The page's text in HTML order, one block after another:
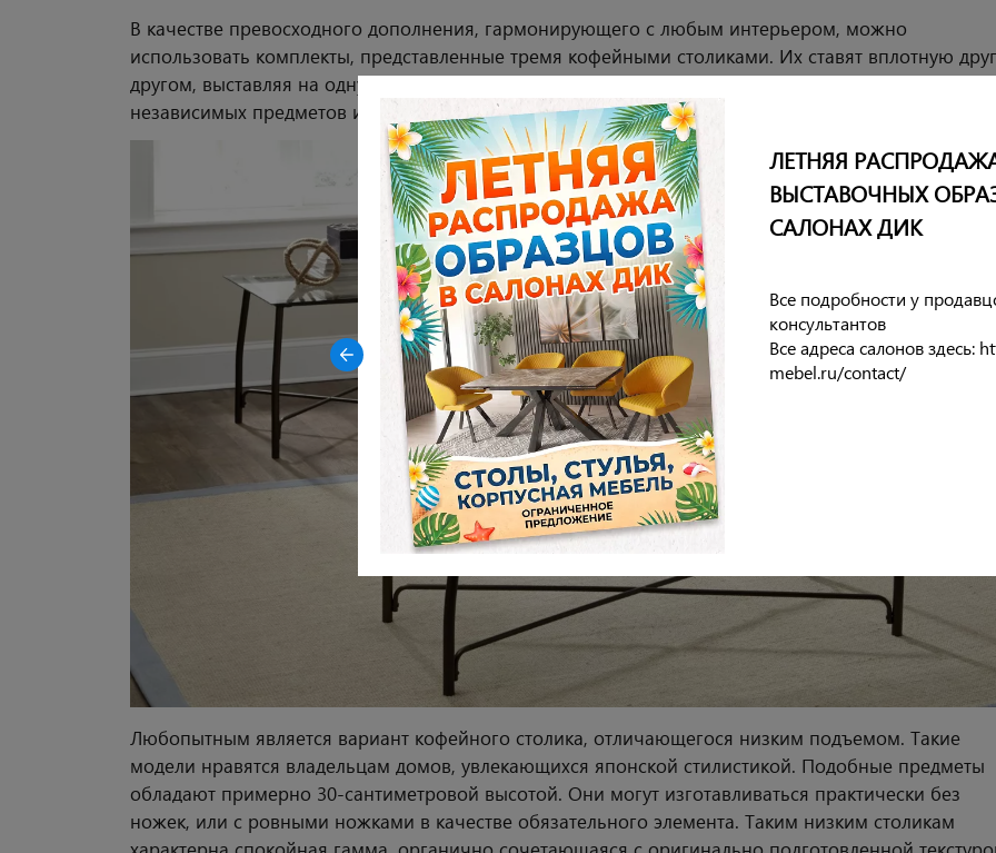
В качестве превосходного дополнения, гармонирующего с любым интерьером, можно
использовать комплекты, представленные тремя кофейными столиками. Их ставят вплотную
другом, выставляя на одну линию или оставляя на небольшом расстоянии, а также в качестве
независимых предметов интерьера.
Любопытным является вариант кофейного столика, отличающегося низким подъемом. Такие
модели нравятся владельцам домов, увлекающихся японской стилистикой. Подобные предметы
обладают примерно 30-сантиметровой высотой. Они могут изготавливаться практически без
ножек, или с ровными ножками в качестве обязательного элемента. Таким низким столикам
Закрыть
OAKWOOD HONEY
ЛЕТНЯЯ
ВЫСТАВОЧНЫХ
САЛОНАХ ДИК
Все подробности у
консультантов
Все адреса салонов здесь:
mebel.ru/contact/